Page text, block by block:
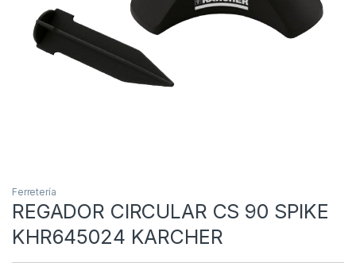
Ferretería
REGADOR CIRCULAR CS 90 SPIKE
KHR645024 KARCHER